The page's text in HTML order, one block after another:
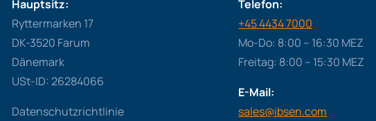
Hauptsitz:
Ryttermarken 17
DK-3520 Farum
Dänemark
USt-ID: 26284066
Datenschutzrichtlinie
Telefon:
+45 4434 7000
Mo-Do: 8:00 – 16:30 MEZ
Freitag: 8:00 – 15:30 MEZ
E-Mail:
sales@ibsen.com